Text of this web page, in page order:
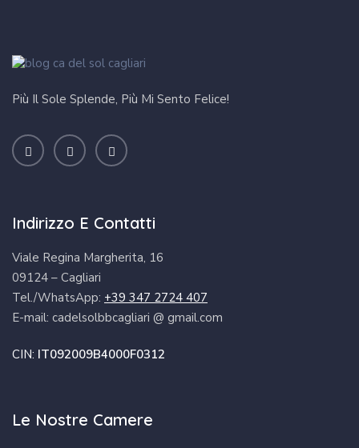
Più Il Sole Splende, Più Mi Sento Felice!
Indirizzo E Contatti
Viale Regina Margherita, 16
09124 – Cagliari
Tel./WhatsApp: +39 347 2724 407
E-mail: cadelsolbbcagliari @ gmail.com
CIN: IT092009B4000F0312
Le Nostre Camere